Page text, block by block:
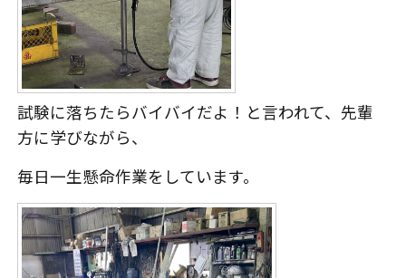
試験に落ちたらバイバイだよ！と言われて、先輩
方に学びながら、
毎日一生懸命作業をしています。